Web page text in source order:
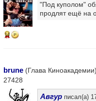
14
"Под куполом"
продлят ещё на
brune (Глава
27428
Авгур писал(а)